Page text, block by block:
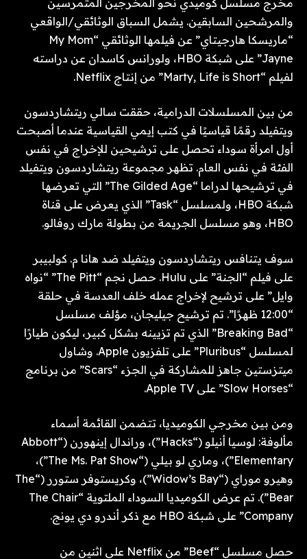
والمرشحين السابقين. يشمل السباق الوثائقي/الواقعي
“ماريسكا هارجيتاي” عن فيلمها الوثائقي “My Mom
Jayne” على شبكة HBO، ولورانس كاسدان عن دراسته
لفيلم “Marty, Life is Short” من إنتاج Netflix.
من بين المسلسلات الدرامية، حققت سالي ريتشاردسون
ويتفيلد رقمًا قياسيًا في كتب إيمي القياسية عندما أصبحت
أول امرأة سوداء تحصل على ترشيحين للإخراج في نفس
الفئة في نفس العام. تظهر مجموعة ريتشاردسون ويتفيلد
في ترشيحها لدراما “The Gilded Age” التي تعرضها
شبكة HBO، ولمسلسل “Task” الذي يعرض على قناة
HBO، وهو مسلسل الجريمة من بطولة مارك روفالو.
سوف يتنافس ريتشاردسون ويتفيلد ضد هانا م. كولبيبر
على فيلم “الجنة” على Hulu. حصل نجم “The Pitt” “نواه
وايل” على ترشيح لإخراج عمله خلف العدسة في حلقة
“12:00 ظهرًا”. تم ترشيح جيليجان، مؤلف مسلسل
“Breaking Bad” الذي تم تزيينه بشكل كبير، ليكون طيارًا
لمسلسل “Pluribus” على تلفزيون Apple. وشاول
ميتزستين جاهز للمشاركة في الجزء “Scars” من برنامج
“Slow Horses” على Apple TV.
ومن بين مخرجي الكوميديا، تتضمن القائمة أسماء
مألوفة: لوسيا أنيلو (“Hacks”)، وراندال إينهورن (“Abbott
Elementary”)، وماري لو بيلي (“The Ms. Pat Show”)،
وهيرو موراي (“Widow’s Bay”)، وكريستوفر ستورر (“The
Bear”). تم عرض الكوميديا ​​السوداء الملتوية “The Chair
Company” على شبكة HBO مع ذكر أندرو دي يونج.
حصل مسلسل “Beef” من Netflix على اثنين من